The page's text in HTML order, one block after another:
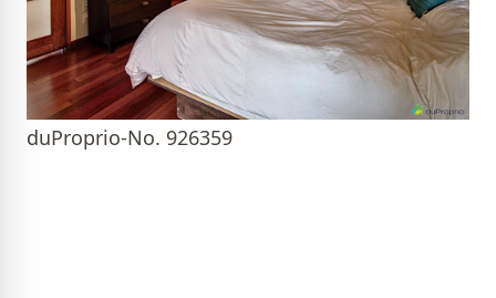
duProprio-No. 926359